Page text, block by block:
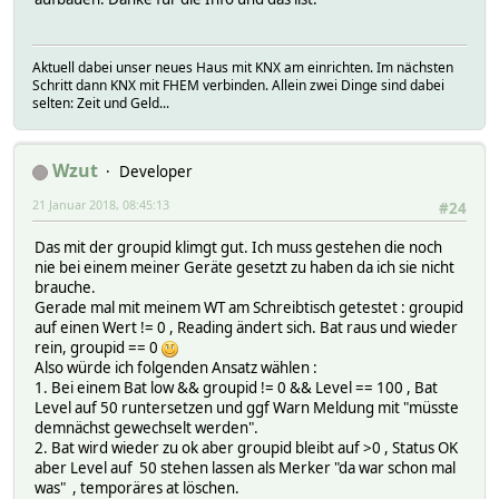
2018-01-20 19:00:35 temperature 19.6
2015-11-06 21:54:01 valveOffset 0
2018-01-20 21:09:26 valveposition 0
2016-05-27 19:36:51 weekprofile-0-Sat-temp 15.0
2016-05-27 19:36:51 weekprofile-0-Sat-time
2016-05-27 19:36:51 weekprofile-1-Sun-temp
2016-05-27 19:36:51 weekprofile-1-Sun-time
2016-05-27 19:36:51 weekprofile-2-Mon-temp
2016-05-27 19:36:51 weekprofile-2-Mon-time
2016-05-27 19:36:51 weekprofile-3-Tue-temp
2016-05-27 19:36:51 weekprofile-3-Tue-time
2016-05-27 19:36:51 weekprofile-4-Wed-temp
2016-05-27 19:36:51 weekprofile-4-Wed-time
2016-05-27 19:36:51 weekprofile-5-Thu-temp
2016-05-27 19:36:51 weekprofile-5-Thu-time
2016-05-27 19:36:51 weekprofile-6-Fri-temp 15.0
2016-05-27 19:36:51 weekprofile-6-Fri-time
internals:
interfaces thermostat;battery;temperature
Attributes:
IODev cm
room Keuken
Aktuell dabei unser neues Haus mit KNX am einrichten. Im nächsten
Schritt dann KNX mit FHEM verbinden. Allein zwei Dinge sind dabei
selten: Zeit und Geld...
Wzut
Developer
#24
21 Januar 2018, 08:45:13
Das mit der groupid klimgt gut. Ich muss gestehen die noch
nie bei einem meiner Geräte gesetzt zu haben da ich sie nicht
brauche.
Gerade mal mit meinem WT am Schreibtisch getestet : groupid
auf einen Wert != 0 , Reading ändert sich. Bat raus und wieder
rein, groupid == 0
Also würde ich folgenden Ansatz wählen :
1. Bei einem Bat low && groupid != 0 && Level == 100 , Bat
Level auf 50 runtersetzen und ggf Warn Meldung mit "müsste
demnächst gewechselt werden".
2. Bat wird wieder zu ok aber groupid bleibt auf >0 , Status OK
aber Level auf 50 stehen lassen als Merker "da war schon mal
was" , temporäres at löschen.